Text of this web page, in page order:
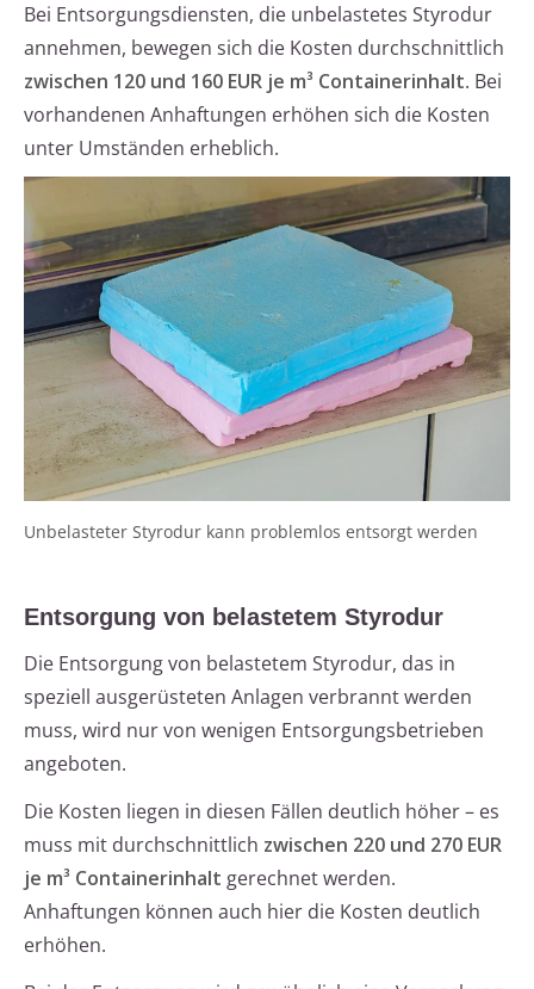
Bei Entsorgungsdiensten, die unbelastetes Styrodur
annehmen, bewegen sich die Kosten durchschnittlich
zwischen 120 und 160 EUR je m³ Containerinhalt. Bei
vorhandenen Anhaftungen erhöhen sich die Kosten
unter Umständen erheblich.
Unbelasteter Styrodur kann problemlos entsorgt werden
Entsorgung von belastetem Styrodur
Die Entsorgung von belastetem Styrodur, das in
speziell ausgerüsteten Anlagen verbrannt werden
muss, wird nur von wenigen Entsorgungsbetrieben
angeboten.
Die Kosten liegen in diesen Fällen deutlich höher – es
muss mit durchschnittlich zwischen 220 und 270 EUR
je m³ Containerinhalt gerechnet werden.
Anhaftungen können auch hier die Kosten deutlich
erhöhen.